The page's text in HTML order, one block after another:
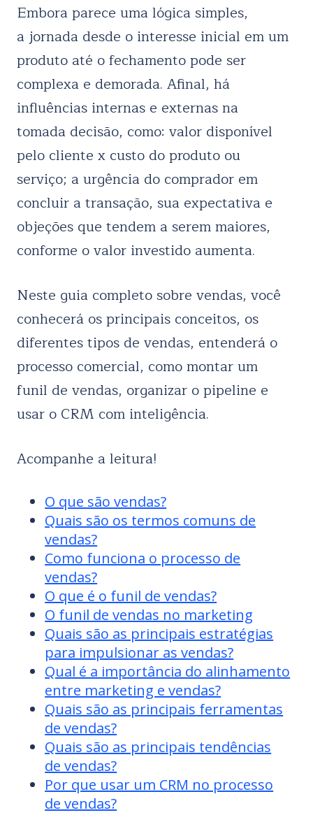
Embora parece uma lógica simples,
a jornada desde o interesse inicial em um
produto até o fechamento pode ser
complexa e demorada. Afinal, há
influências internas e externas na
tomada decisão, como: valor disponível
pelo cliente x custo do produto ou
serviço; a urgência do comprador em
concluir a transação, sua expectativa e
objeções que tendem a serem maiores,
conforme o valor investido aumenta.
Neste guia completo sobre vendas, você
conhecerá os principais conceitos, os
diferentes tipos de vendas, entenderá o
processo comercial, como montar um
funil de vendas, organizar o pipeline e
usar o CRM com inteligência.
Acompanhe a leitura!
O que são vendas?
Quais são os termos comuns de
vendas?
Como funciona o processo de
vendas?
O que é o funil de vendas?
O funil de vendas no marketing
Quais são as principais estratégias
para impulsionar as vendas?
Qual é a importância do alinhamento
entre marketing e vendas?
Quais são as principais ferramentas
de vendas?
Quais são as principais tendências
de vendas?
Por que usar um CRM no processo
de vendas?